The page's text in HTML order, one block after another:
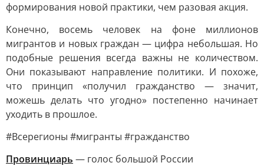
формирования новой практики, чем разовая акция.
Конечно, восемь человек на фоне миллионов
мигрантов и новых граждан — цифра небольшая. Но
подобные решения всегда важны не количеством.
Они показывают направление политики. И похоже,
что принцип «получил гражданство — значит,
можешь делать что угодно» постепенно начинает
уходить в прошлое.
#Всерегионы #мигранты #гражданство
Провинциарь — голос большой России